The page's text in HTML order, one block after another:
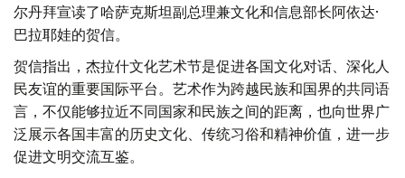
尔丹拜宣读了哈萨克斯坦副总理兼文化和信息部长阿依达·
巴拉耶娃的贺信。
贺信指出，杰拉什文化艺术节是促进各国文化对话、深化人
民友谊的重要国际平台。艺术作为跨越民族和国界的共同语
言，不仅能够拉近不同国家和民族之间的距离，也向世界广
泛展示各国丰富的历史文化、传统习俗和精神价值，进一步
促进文明交流互鉴。